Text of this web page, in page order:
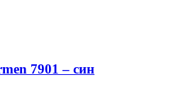
7901 – син